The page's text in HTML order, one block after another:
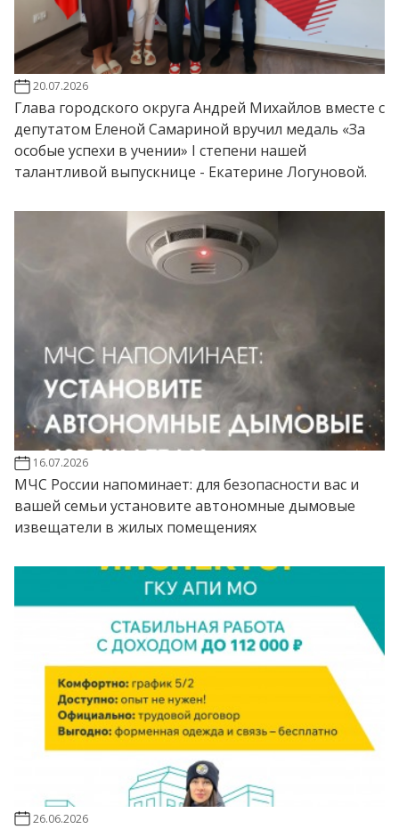
20.07.2026
Глава городского округа Андрей Михайлов вместе с
депутатом Еленой Самариной вручил медаль «За
особые успехи в учении» I степени нашей
талантливой выпускнице - Екатерине Логуновой.
16.07.2026
МЧС России напоминает: для безопасности вас и
вашей семьи установите автономные дымовые
извещатели в жилых помещениях
26.06.2026